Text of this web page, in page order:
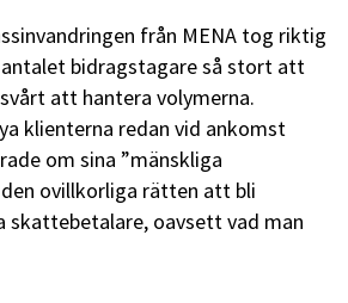
från MENA tog riktig
bidragstagare så stort att
att hantera volymerna.
klienterna redan vid ankomst
om sina ”mänskliga
ovillkorliga rätten att bli
skattebetalare, oavsett vad man